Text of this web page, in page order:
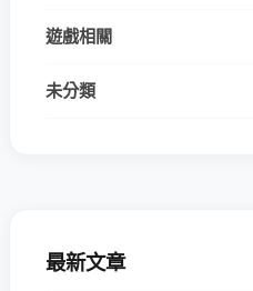
遊戲相關
未分類
最新文章